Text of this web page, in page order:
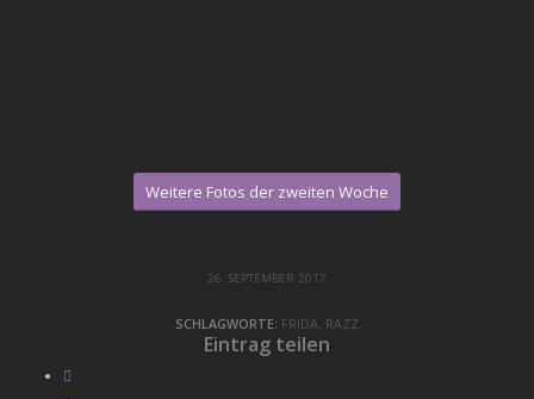
Weitere Fotos der zweiten Woche
26. SEPTEMBER 2017
SCHLAGWORTE: FRIDA, RAZZ
Eintrag teilen